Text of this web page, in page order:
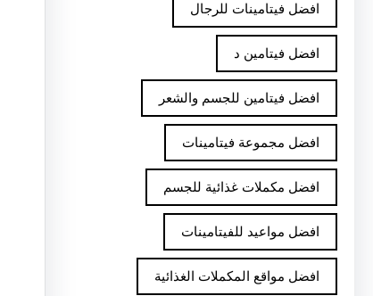
افضل فيتامينات للرجال
افضل فيتامين د
افضل فيتامين للجسم والشعر
افضل مجموعة فيتامينات
افضل مكملات غذائية للجسم
افضل مواعيد للفيتامينات
افضل مواقع المكملات الغذائية